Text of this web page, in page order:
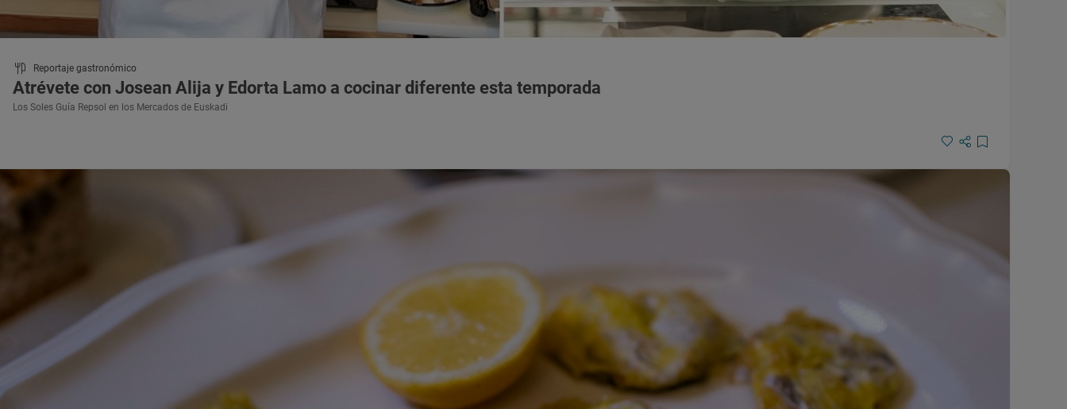
Reportaje gastronómico
Atrévete con Josean Alija y Edorta Lamo a cocinar diferente esta temporada
Los Soles Guía Repsol en los Mercados de Euskadi